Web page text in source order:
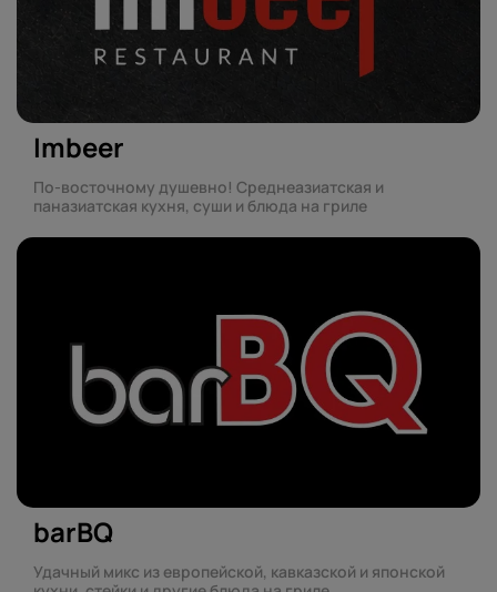
Imbeer
По-восточному душевно! Среднеазиатская и
паназиатская кухня, суши и блюда на гриле
barBQ
Удачный микс из европейской, кавказской и японской